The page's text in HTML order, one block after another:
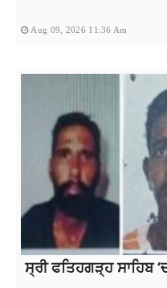
Aug 09, 2026 11:36 Am
ਸ੍ਰੀ ਫਤਿਹਗੜ੍ਹ ਸਾਹਿਬ